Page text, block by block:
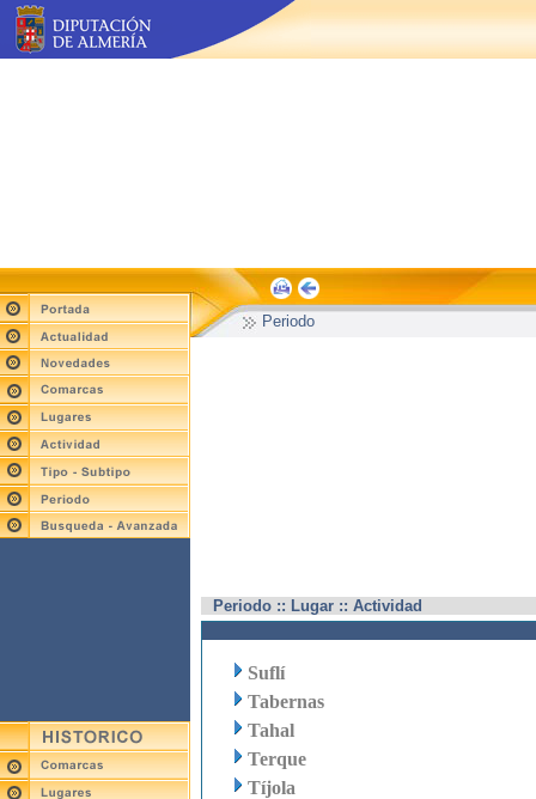
Periodo
Periodo :: Lugar :: Actividad
Suflí
Tabernas
Tahal
Terque
Tíjola